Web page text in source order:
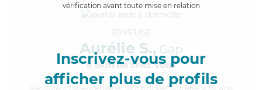
vérification avant toute mise en relation
Inscrivez-vous pour
afficher plus de profils
JOYEUSE
Aurélie S., Gap
à 5km de chez Vous